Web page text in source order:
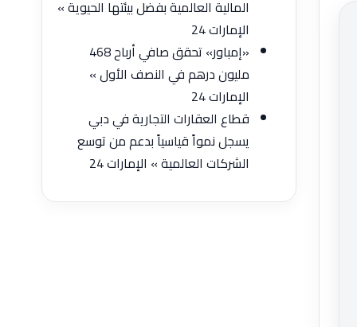
المالية العالمية بفضل بيئتها الحيوية »
الإمارات 24
«إمباور» تحقق صافي أرباح 468
مليون درهم في النصف الأول »
الإمارات 24
قطاع العقارات التجارية في دبي
يسجل نمواً قياسياً بدعم من توسع
الشركات العالمية » الإمارات 24